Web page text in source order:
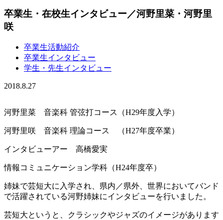
卒業生・在校生インタビュー／河野里菜・河野里
咲
卒業生活動紹介
卒業生インタビュー
学生・先生インタビュー
2018.8.27
河野里菜 音楽科 管弦打コース（H29年度入学）
河野里咲 音楽科 理論コース （H27年度卒業）
インタビューアー 高橋愛実
情報コミュニケーション学科（H24年度卒）
姉妹で芸短大に入学され、県内／県外、世界においてバンド
で活躍されている河野姉妹にインタビューを行いました。
芸短大というと、クラシックやジャズのイメージがあります